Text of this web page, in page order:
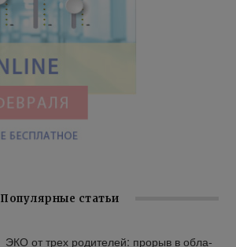
Популярные статьи
ЭКО от трех ро­ди­те­лей: про­рыв в об­ла­